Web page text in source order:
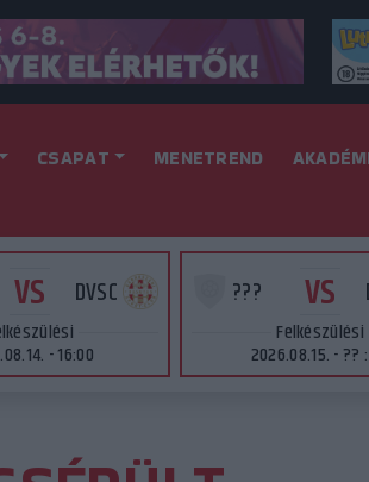
CSAPAT MENETREND
VS DVSC
- 16:00
??? VS
Felkészülési
2026.08.15. - ??